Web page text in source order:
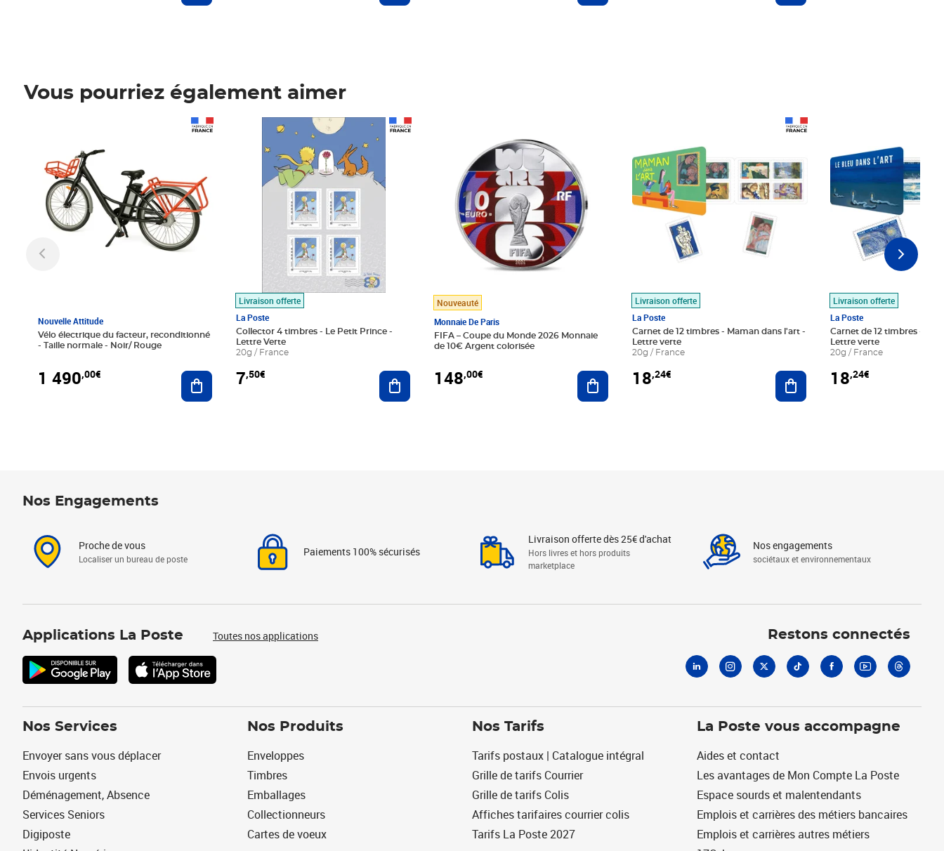
Vous pourriez également aimer
Nouvelle Attitude
Vélo électrique du facteur, reconditionné
- Taille normale - Noir/ Rouge
1 490,00€ Ajouter au panier
Livraison offerte
La Poste
Collector 4 timbres - Le Petit Prince -
Lettre Verte
20g / France
7,50€
Prix 7,50€
Ajouter au panier
Nouveauté
Monnaie De Paris
FIFA – Coupe du Monde 2026 Monnaie
de 10€ Argent colorisée
148,00€ Ajouter au panier
Livraison offerte
La Poste
Carnet de 12 timbres - Maman dans l'art -
Lettre verte
20g / France
18,24€ Ajouter au panier
Livraison offerte
La Poste
Carnet de 12 timbres - Le
Lettre verte
20g / France
18,24€
Nos Engagements
Proche de vous
Localiser un bureau de poste
Paiements 100% sécurisés
Livraison offerte dès 25€ d'achat
Hors livres et hors produits
marketplace
Nos engagements
sociétaux et environnementaux
Applications La Poste Toutes nos applications Restons connectés
Nos Services
Envoyer sans vous déplacer
Envois urgents
Déménagement, Absence
Services Seniors
Digiposte
Nos Produits
Enveloppes
Timbres
Emballages
Collectionneurs
Cartes de voeux
Nos Tarifs
Tarifs postaux | Catalogue intégral
Grille de tarifs Courrier
Grille de tarifs Colis
Affiches tarifaires courrier colis
Tarifs La Poste 2027
La Poste vous accompagne
Aides et contact
Les avantages de Mon Compte La Poste
Espace sourds et malentendants
Emplois et carrières des métiers bancaires
Emplois et carrières autres métiers